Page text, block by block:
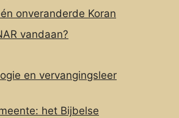
onveranderde Koran
vandaan?
en vervangingsleer
het Bijbelse